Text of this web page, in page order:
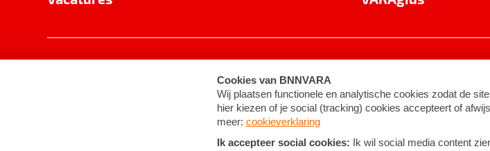
Cookie-instellingen Algemene voorwaarden ©2026BNNVARA